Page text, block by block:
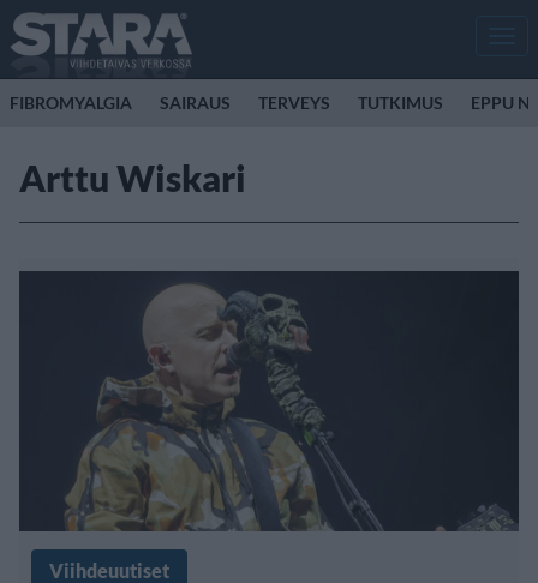
FIBROMYALGIA SAIRAUS TERVEYS TUTKIMUS EPPU
Arttu Wiskari
Viihdeuutiset